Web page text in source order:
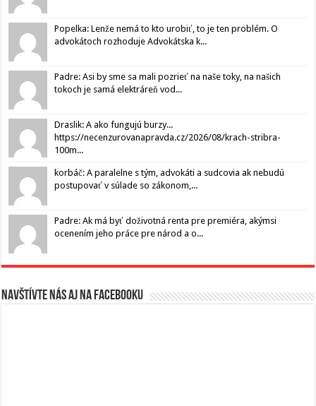
Popelka: Lenže nemá to kto urobiť, to je ten problém. O
advokátoch rozhoduje Advokátska k...
Padre: Asi by sme sa mali pozrieť na naše toky, na našich
tokoch je samá elektráreň vod...
Draslik: A ako fungujú burzy...
https://necenzurovanapravda.cz/2026/08/krach-stribra-
100m...
korbáč: A paralelne s tým, advokáti a sudcovia ak nebudú
postupovať v súlade so zákonom,...
Padre: Ak má byť doživotná renta pre premiéra, akýmsi
ocenením jeho práce pre národ a o...
Navštívte nás aj na Facebooku